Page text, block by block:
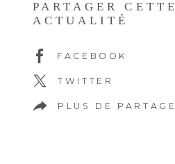
PARTAGER CETTE
ACTUALITÉ
FACEBOOK
TWITTER
PLUS DE PARTAGE